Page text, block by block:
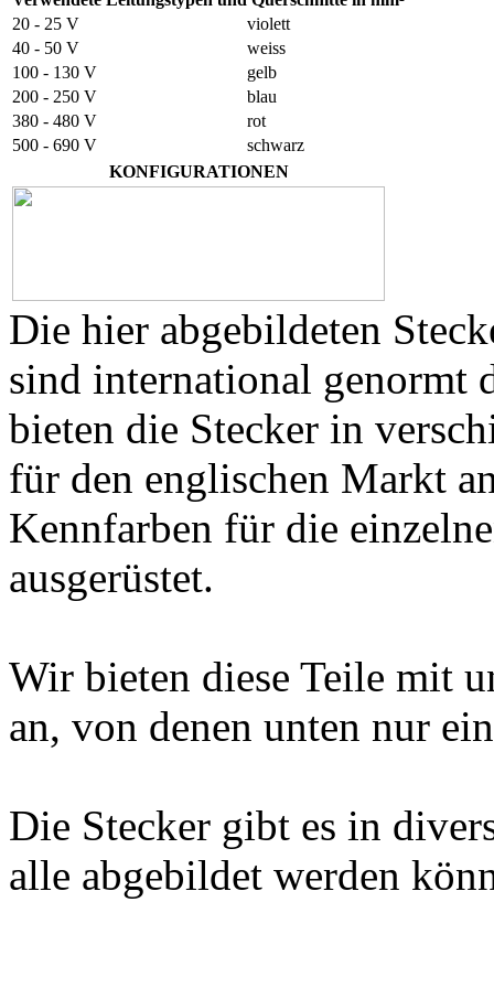
20 - 25 V
violett
40 - 50 V
weiss
100 - 130 V
gelb
200 - 250 V
blau
380 - 480 V
rot
500 - 690 V
schwarz
KONFIGURATIONEN
Die hier abgebildeten
sind international genormt
bieten die Stecker in
für den englischen Markt
Kennfarben für die
ausgerüstet.
Wir bieten diese Teile mit
an, von denen unten nur
Die Stecker gibt es in
alle abgebildet werden